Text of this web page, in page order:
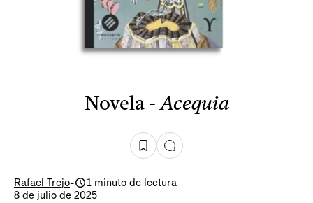
Novela -Acequia
Rafael Trejo-
1 minuto de lectura
8 de julio de 2025